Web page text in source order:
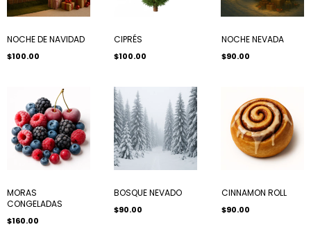
NOCHE DE NAVIDAD
$100.00
CIPRÉS
$100.00
NOCHE NEVADA
$90.00
MORAS
CONGELADAS
$160.00
BOSQUE NEVADO
$90.00
CINNAMON ROLL
$90.00